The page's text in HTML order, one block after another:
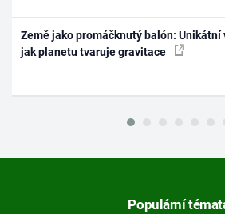
Země jako promáčknutý balón:
jak planetu tvaruje gravitace
Populární